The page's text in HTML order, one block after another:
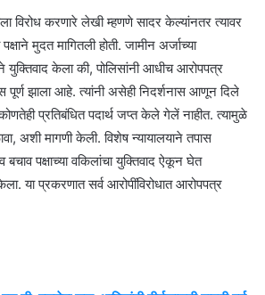
विरोध करणारे लेखी म्हणणे सादर केल्यांनतर त्यावर
मुदत मागितली होती. जामीन अर्जाच्या
युक्तिवाद केला की, पोलिसांनी आधीच आरोपपत्र
झाला आहे. त्यांनी असेही निदर्शनास आणून दिले
प्रतिबंधित पदार्थ जप्त केले गेलें नाहीत. त्यामुळे
अशी मागणी केली. विशेष न्यायालयाने तपास
पक्षाच्या वकिलांचा युक्तिवाद ऐकून घेत
या प्रकरणात सर्व आरोपींविरोधात आरोपपत्र